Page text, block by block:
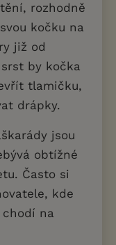
rozhodně
kočku na
již od
by kočka
tlamičku,
drápky.
jsou
obtížné
Často si
kde
na